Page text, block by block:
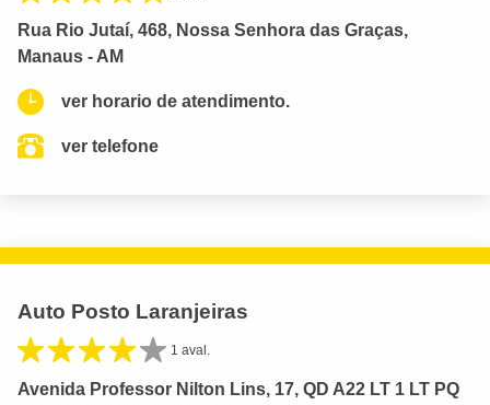
Rua Rio Jutaí, 468, Nossa Senhora das Graças,
Manaus - AM
ver horario de atendimento.
ver telefone
Auto Posto Laranjeiras
1 aval.
Avenida Professor Nilton Lins, 17, QD A22 LT 1 LT PQ